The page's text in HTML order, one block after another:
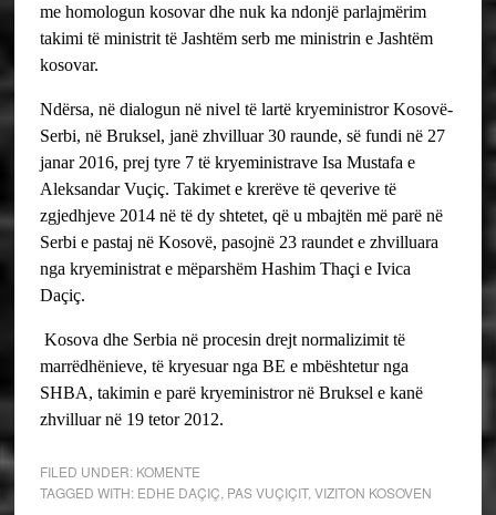
me homologun kosovar dhe nuk ka ndonjë parlajmërim
takimi të ministrit të Jashtëm serb me ministrin e Jashtëm
kosovar.
Ndërsa, në dialogun në nivel të lartë kryeministror Kosovë-
Serbi, në Bruksel, janë zhvilluar 30 raunde, së fundi në 27
janar 2016, prej tyre 7 të kryeministrave Isa Mustafa e
Aleksandar Vuçiç. Takimet e krerëve të qeverive të
zgjedhjeve 2014 në të dy shtetet, që u mbajtën më parë në
Serbi e pastaj në Kosovë, pasojnë 23 raundet e zhvilluara
nga kryeministrat e mëparshëm Hashim Thaçi e Ivica
Daçiç.
Kosova dhe Serbia në procesin drejt normalizimit të
marrëdhënieve, të kryesuar nga BE e mbështetur nga
SHBA, takimin e parë kryeministror në Bruksel e kanë
zhvilluar në 19 tetor 2012.
FILED UNDER: KOMENTE
TAGGED WITH: EDHE DAÇIÇ PAS VUÇIÇIT, VIZITON KOSOVEN